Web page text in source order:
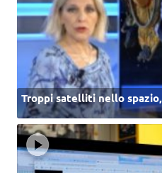
Troppi satelliti nello